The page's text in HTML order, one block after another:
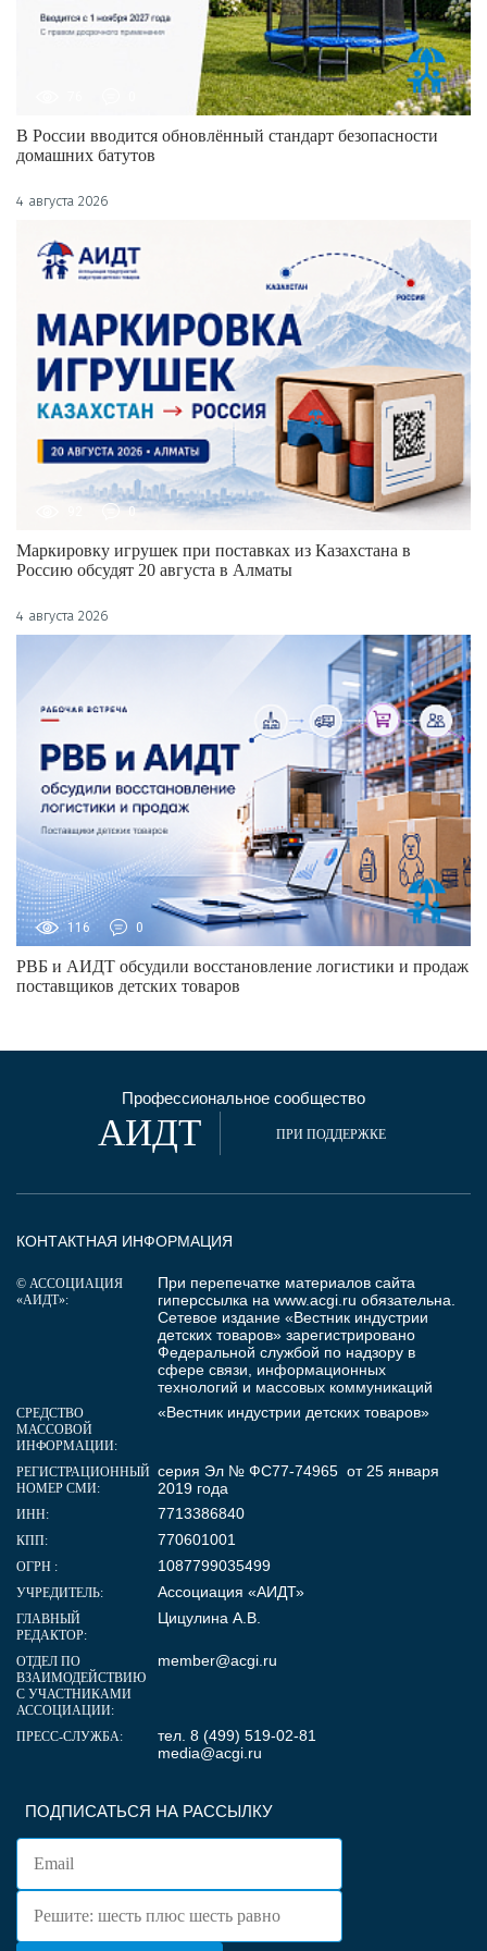
В России вводится обновлённый стандарт безопасности
домашних батутов
4 августа 2026
0
Маркировку игрушек при поставках из Казахстана в
Россию обсудят 20 августа в Алматы
4 августа 2026
116 0
РВБ и АИДТ обсудили восстановление логистики и продаж
поставщиков детских товаров
Профессиональное сообщество
АИДТ ПРИ ПОДДЕРЖКЕ
ПОДПИСАТЬСЯ НА РАССЫЛКУ
КОНТАКТНАЯ ИНФОРМАЦИЯ
© АССОЦИАЦИЯ
«АИДТ»:
При перепечатке материалов сайта
гиперссылка на www.acgi.ru обязательна.
Сетевое издание «Вестник индустрии
детских товаров» зарегистрировано
Федеральной службой по надзору в
сфере связи, информационных
технологий и массовых коммуникаций
СРЕДСТВО
МАССОВОЙ
ИНФОРМАЦИИ:
«Вестник индустрии детских товаров»
РЕГИСТРАЦИОННЫЙ
НОМЕР СМИ:
серия Эл № ФС77-74965 от 25 января
2019 года
ИНН: 7713386840
КПП: 770601001
ОГРН : 1087799035499
УЧРЕДИТЕЛЬ: Ассоциация «АИДТ»
ГЛАВНЫЙ
РЕДАКТОР:
Цицулина А.В.
ОТДЕЛ ПО
ВЗАИМОДЕЙСТВИЮ
С УЧАСТНИКАМИ
АССОЦИАЦИИ:
member@acgi.ru
ПРЕСС-СЛУЖБА:
тел. 8 (499) 519-02-81
media@acgi.ru